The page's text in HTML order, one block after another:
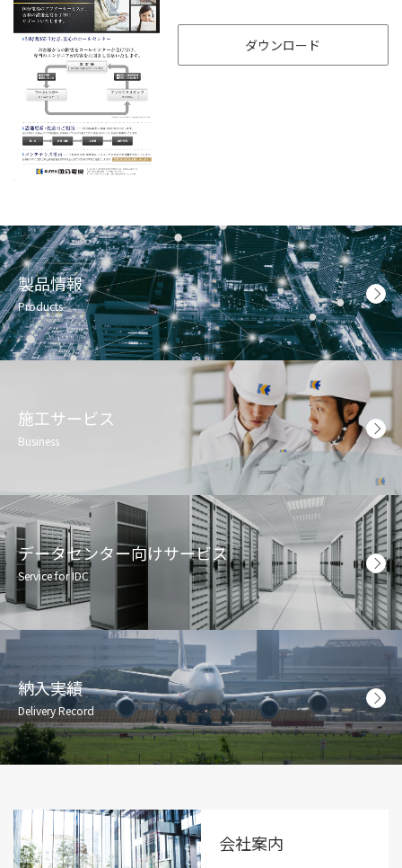
ダウンロード
製品情報
Products
施工サービス
Business
データセンター向けサービス
Service for IDC
納入実績
Delivery Record
会社案内